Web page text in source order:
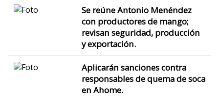
Se reúne Antonio Menéndez
con productores de mango;
revisan seguridad, producción
y exportación.
Aplicarán sanciones contra
responsables de quema de soca
en Ahome.